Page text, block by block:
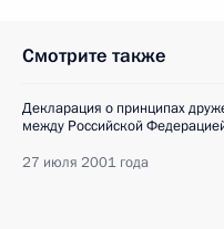
Смотрите также
Декларация о принципах
между Российской
27 июля 2001 года